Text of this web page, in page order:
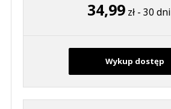
34,99 zł - 30 dni
Wykup dostęp